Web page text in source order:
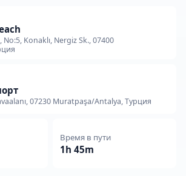
Konaklı, Nergiz Sk., 07400
07230 Muratpaşa/Antalya, Турция
Время в пути
1h 45m